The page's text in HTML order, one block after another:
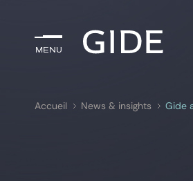
Menu
Menu
Accueil News & insights